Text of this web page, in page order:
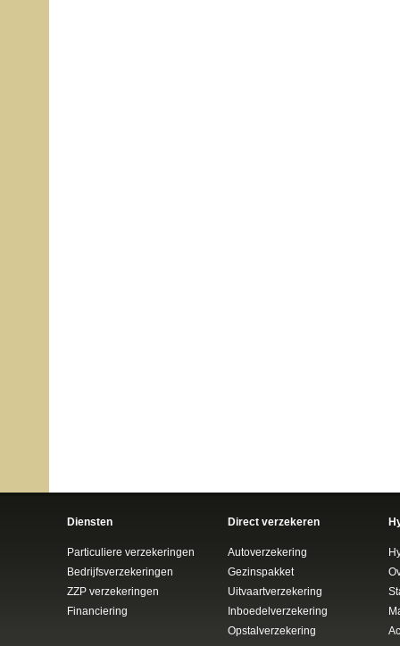
Diensten
Particuliere verzekeringen
Bedrijfsverzekeringen
ZZP verzekeringen
Financiering
Direct verzekeren
Autoverzekering
Gezinspakket
Uitvaartverzekering
Inboedelverzekering
Opstalverzekering